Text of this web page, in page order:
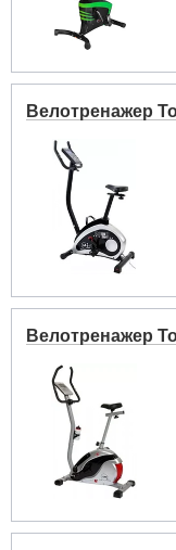
Велотренажер
Велотренажер